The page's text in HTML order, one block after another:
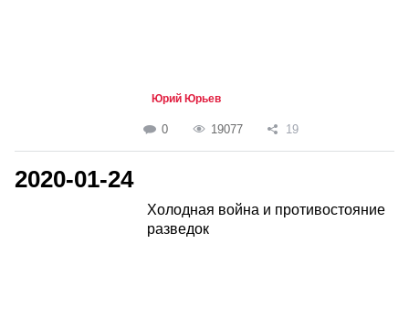
Юрий Юрьев
0 19077 19
2020-01-24
Холодная война и противостояние
разведок